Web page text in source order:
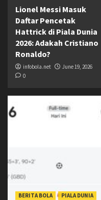
Lionel Messi Masuk
Daftar Pencetak
Hattrick di Piala Dunia
2026: Adakah Cristiano
Ronaldo?
infobola.net
June 19, 2026
0
BERITA BOLA PIALA DUNIA